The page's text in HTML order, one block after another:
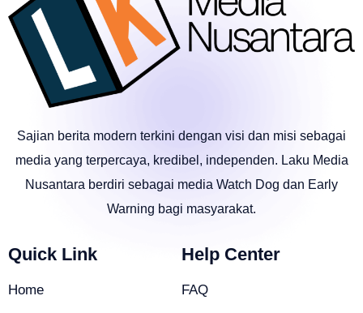
Sajian berita modern terkini dengan visi dan misi sebagai
media yang terpercaya, kredibel, independen. Laku Media
Nusantara berdiri sebagai media Watch Dog dan Early
Warning bagi masyarakat.
Quick Link
Home
Help Center
FAQ